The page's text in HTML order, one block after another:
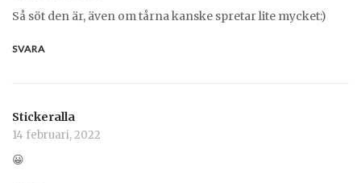
Så söt den är, även om tårna kanske spretar lite mycket:)
SVARA
Stickeralla
14 februari, 2022
😀